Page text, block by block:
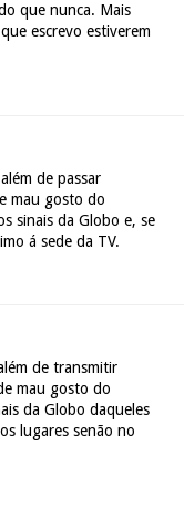
que nunca. Mais
escrevo estiverem
de passar
mau gosto do
sinais da Globo e, se
á sede da TV.
de transmitir
mau gosto do
da Globo daqueles
lugares senão no